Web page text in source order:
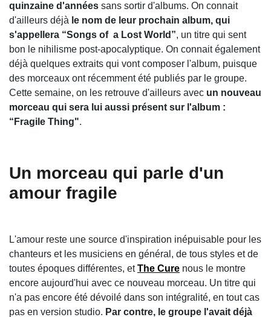
quinzaine d'années sans sortir d'albums. On connait
d'ailleurs déjà le nom de leur prochain album, qui
s'appellera “Songs of a Lost World”, un titre qui sent
bon le nihilisme post-apocalyptique. On connait également
déjà quelques extraits qui vont composer l'album, puisque
des morceaux ont récemment été publiés par le groupe.
Cette semaine, on les retrouve d'ailleurs avec un nouveau
morceau qui sera lui aussi présent sur l'album :
“Fragile Thing".
Un morceau qui parle d'un
amour fragile
L'amour reste une source d'inspiration inépuisable pour les
chanteurs et les musiciens en général, de tous styles et de
toutes époques différentes, etThe Cure nous le montre
encore aujourd'hui avec ce nouveau morceau. Un titre qui
n'a pas encore été dévoilé dans son intégralité, en tout cas
pas en version studio. Par contre, le groupe l'avait déjà